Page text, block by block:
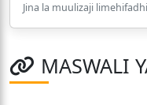
Jina la muulizaji
MASWALI